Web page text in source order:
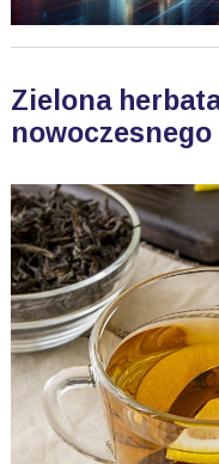
Zielona